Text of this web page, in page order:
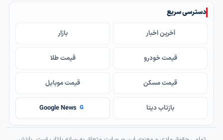
دسترسی سریع
آخرین اخبار بازار
قیمت خودرو قیمت طلا
قیمت مسکن قیمت موبایل
بازتاب دیتا G
Google News